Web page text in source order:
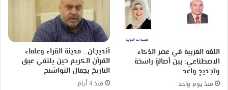
اللغة العربية في عصر الذكاء
الاصطناعي: بين أصالةٍ راسخة
وتجديدٍ واعد
منذ يوم واحد
أنديجان… مدينة القراء وعلماء
القرآن الكريم حين يلتقي عبق
التاريخ بجمال التواشيح
منذ 4 أيام